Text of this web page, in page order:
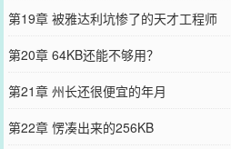
第19章 被雅达利坑惨了的天才工程师
第20章 64KB还能不够用？
第21章 州长还很便宜的年月
第22章 愣凑出来的256KB